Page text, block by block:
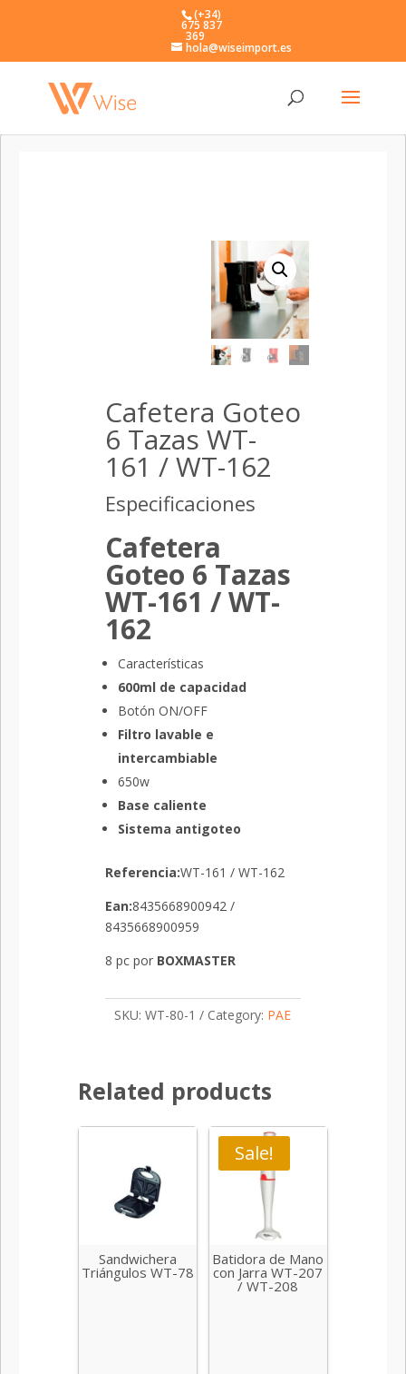
(+34)
675 837
369
hola@wiseimport.es
Cafetera Goteo
6 Tazas WT-
161 / WT-162
Especificaciones
Cafetera
Goteo 6 Tazas
WT-161 / WT-
162
Características
600ml de capacidad
Botón ON/OFF
Filtro lavable e
intercambiable
650w
Base caliente
Sistema antigoteo
Referencia:WT-161 / WT-162
Ean:8435668900942 /
8435668900959
8 pc por BOXMASTER
SKU:WT-80-1 Category: PAE
Related products
Sandwichera
Triángulos WT-78
Sale!
Batidora de Mano
con Jarra WT-207
/ WT-208